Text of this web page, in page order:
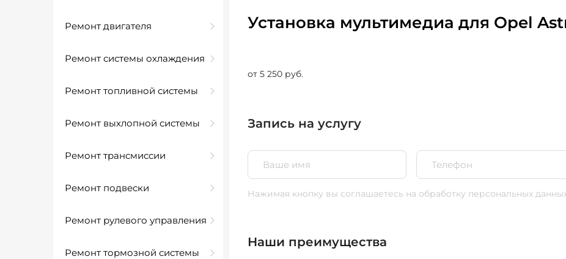
Ремонт двигателя
Ремонт системы охлаждения
Ремонт топливной системы
Ремонт выхлопной системы
Ремонт трансмиссии
Ремонт подвески
Ремонт рулевого управления
Ремонт тормозной системы
Установка мультимедиа для Opel
от 5 250 руб.
Запись на услугу
Нажимая кнопку вы соглашаетесь на обработку персональных
Наши преимущества